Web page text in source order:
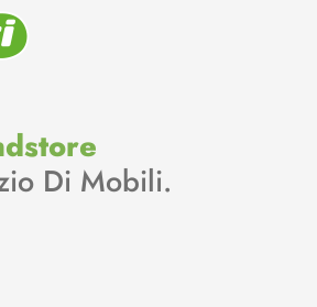
Di Mobili.